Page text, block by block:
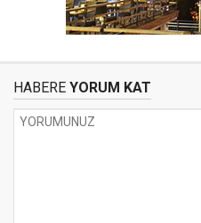
HABERE YORUM KAT